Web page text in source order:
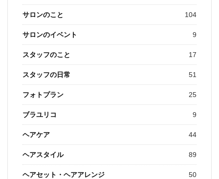
サロンのこと 104
サロンのイベント 9
スタッフのこと 17
スタッフの日常 51
フォトプラン 25
ブラユリコ 9
ヘアケア 44
ヘアスタイル 89
ヘアセット・ヘアアレンジ 50